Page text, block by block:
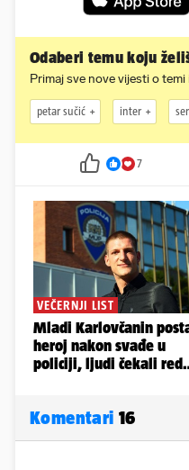
Odaberi temu koju
Primaj sve nove vijesti o
petar sučić inter
7
Komentari 16